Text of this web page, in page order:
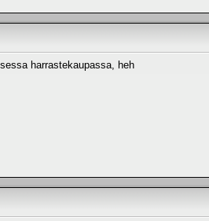
harrastekaupassa, heh